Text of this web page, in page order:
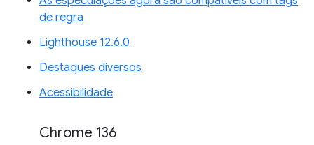
de regra
Lighthouse 12.6.0
Destaques diversos
Acessibilidade
Chrome 136